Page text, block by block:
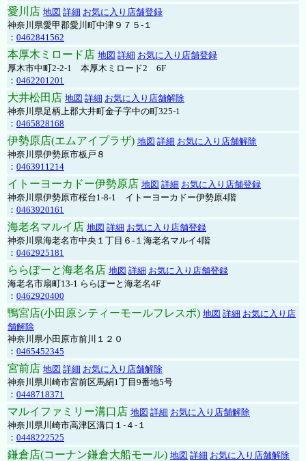
愛川店 地図 詳細 お気に入り店舗登録
神奈川県愛甲郡愛川町中津９７５-１
： 0462841562
本厚木ミロード店 地図 詳細 お気に入り店舗登録
厚木市中町2-2-1 本厚木ミロード2 6F
： 0462201201
大井松田店 地図 詳細 お気に入り店舗解除
神奈川県足柄上郡大井町金子字中の町325-1
： 0465828168
伊勢原店(エムアイプラザ) 地図 詳細 お気に入り店舗解除
神奈川県伊勢原市板戸８
： 0463911214
イトーヨーカドー伊勢原店 地図 詳細 お気に入り店舗登録
神奈川県伊勢原市桜台1-8-1 イトーヨーカドー伊勢原4階
： 0463920161
海老名マルイ店 地図 詳細 お気に入り店舗登録
神奈川県海老名市中央１丁目６-１海老名マルイ4階
： 0462925181
ららぽーと海老名店 地図 詳細 お気に入り店舗登録
海老名市扇町13-1 ららぽーと海老名4F
： 0462920400
鴨宮店(小田原シティーモールフレスポ) 地図 詳細 お気に入り店
舗解除
神奈川県小田原市前川１２０
： 0465452345
宮前店 地図 詳細 お気に入り店舗解除
神奈川県川崎市宮前区馬絹1丁目9番地5号
： 0448718371
マルイファミリー溝口店 地図 詳細 お気に入り店舗解除
神奈川県川崎市高津区溝口１-４-１
： 0448222525
鎌倉店(コーナン鎌倉大船モール) 地図 詳細 お気に入り店舗解除